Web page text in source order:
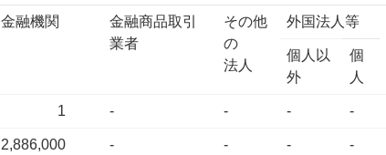
金融機関
金融商品取引
業者
その他
の
法人
外国法人等
個人以
外
個
人
1 - - - -
2,886,000 - - - -